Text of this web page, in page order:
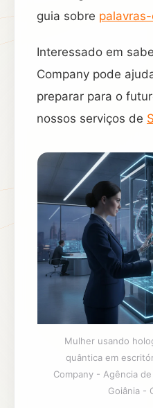
guia sobre
Interessado em
Company pode
preparar para o
nossos serviços de
Mulher usando
quântica em
Company - Agência
Goiânia -